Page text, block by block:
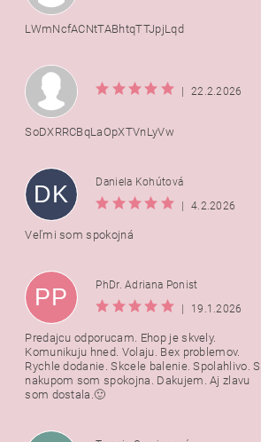
LWmNcfACNtTABhtqTTJpjLqd
22.2.2026
SoDXRRCBqLaOpXTVnLyVw
DK
Daniela Kohútová
4.2.2026
Veľmi som spokojná
PP
PhDr. Adriana Ponist
19.1.2026
Predajcu odporucam. Ehop je skvely.
Komunikuju hned. Volaju. Bex problemov.
Rychle dodanie. Skcele balenie. Spolahlivo. S
nakupom som spokojna. Dakujem. Aj zlavu
som dostala.🙂